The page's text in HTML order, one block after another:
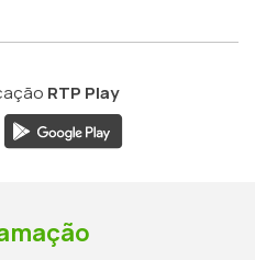
RTP Play